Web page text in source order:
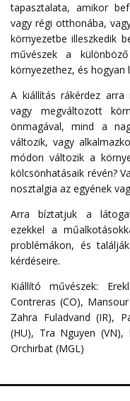
tapasztalata, amikor
vagy régi otthonába,
környezetbe illeszkedik
művészek a
környezethez, és hogyan
A kiállítás rákérdez
vagy megváltozott
önmagával, mind a
változik, vagy
módon változik a
kölcsönhatásaik révén?
nosztalgia az egyének
Arra bíztatjuk a
ezekkel a
problémákon, és
kérdéseire.
Kiállító művészek:
Contreras (CO),
Zahra Fuladvand (IR),
(HU), Tra Nguyen (VN),
Orchirbat (MGL)